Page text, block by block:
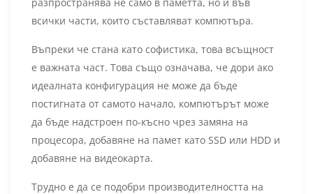
всички части, които съставляват компютъра.
Въпреки че стана като софистика, това всъщност
е важната част. Това също означава, че дори ако
идеалната конфигурация не може да бъде
постигната от самото начало, компютърът може
да бъде надстроен по-късно чрез замяна на
процесора, добавяне на памет като SSD или HDD и
добавяне на видеокарта.
Трудно е да се подобри производителността на